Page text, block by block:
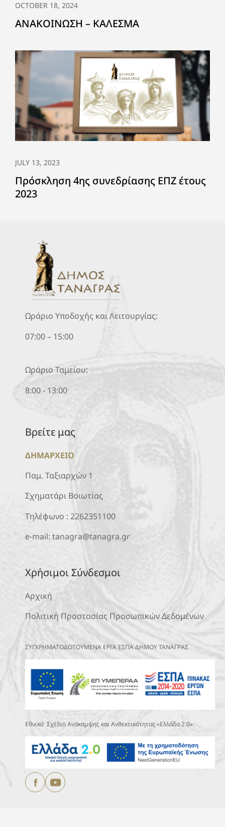
OCTOBER 18, 2024
ΑΝΑΚΟΙΝΩΣΗ – ΚΑΛΕΣΜΑ
JULY 13, 2023
Πρόσκληση 4ης συνεδρίασης ΕΠΖ έτους
2023
Ωράριο Υποδοχής και Λειτουργίας:
07:00 – 15:00
Ωράριο Ταμείου:
8:00 - 13:00
Βρείτε μας
ΔΗΜΑΡΧΕΙΟ
Παμ. Ταξιαρχών 1
Σχηματάρι Βοιωτίας
Τηλέφωνο : 2262351100
e-mail: tanagra@tanagra.gr
Χρήσιμοι Σύνδεσμοι
Αρχική
Πολιτική Προστασίας Προσωπικών Δεδομένων
ΣΥΓΧΡΗΜΑΤΟΔΟΤΟΥΜΕΝΑ ΕΡΓΑ ΕΣΠΑ ΔΗΜΟΥ ΤΑΝΑΓΡΑΣ
Εθνικό Σχέδιο Ανάκαμψης και Ανθεκτικότητας «Ελλάδα 2.0»